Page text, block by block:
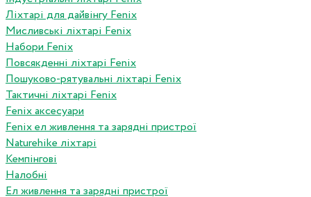
Ліхтарі для дайвінгу Fenix
Мисливські ліхтарі Fenix
Набори Fenix
Повсякденні ліхтарі Fenix
Пошуково-рятувальні ліхтарі Fenix
Тактичні ліхтарі Fenix
Fenix аксесуари
Fenix ел живлення та зарядні пристрої
Naturehike ліхтарі
Кемпінгові
Налобні
Ел живлення та зарядні пристрої